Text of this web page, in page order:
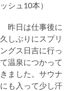
ッシュ10本）
昨日は仕事後に
久しぶりにスプリ
ングス日吉に行っ
て温泉につかって
きました。サウナ
にも入って少し汗